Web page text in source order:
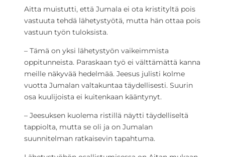
Aitta muistutti, että Jumala ei ota kristityltä pois
vastuuta tehdä lähetystyötä, mutta hän ottaa pois
vastuun työn tuloksista.
– Tämä on yksi lähetystyön vaikeimmista
oppitunneista. Paraskaan työ ei välttämättä kanna
meille näkyvää hedelmää. Jeesus julisti kolme
vuotta Jumalan valtakuntaa täydellisesti. Suurin
osa kuulijoista ei kuitenkaan kääntynyt.
– Jeesuksen kuolema ristillä näytti täydelliseltä
tappiolta, mutta se oli ja on Jumalan
suunnitelman ratkaisevin tapahtuma.